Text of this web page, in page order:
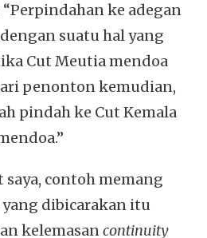
ke adegan
suatu hal yang
Cut Meutia mendoa
penonton kemudian,
pindah ke Cut Kemala
contoh memang
dibicarakan itu
kelemasancontinuity